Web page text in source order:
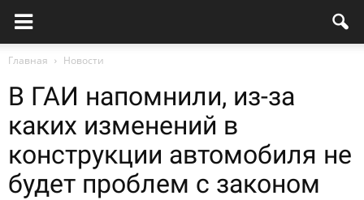
Главная Новости
В ГАИ напомнили, из-за
каких изменений в
конструкции автомобиля не
будет проблем с законом